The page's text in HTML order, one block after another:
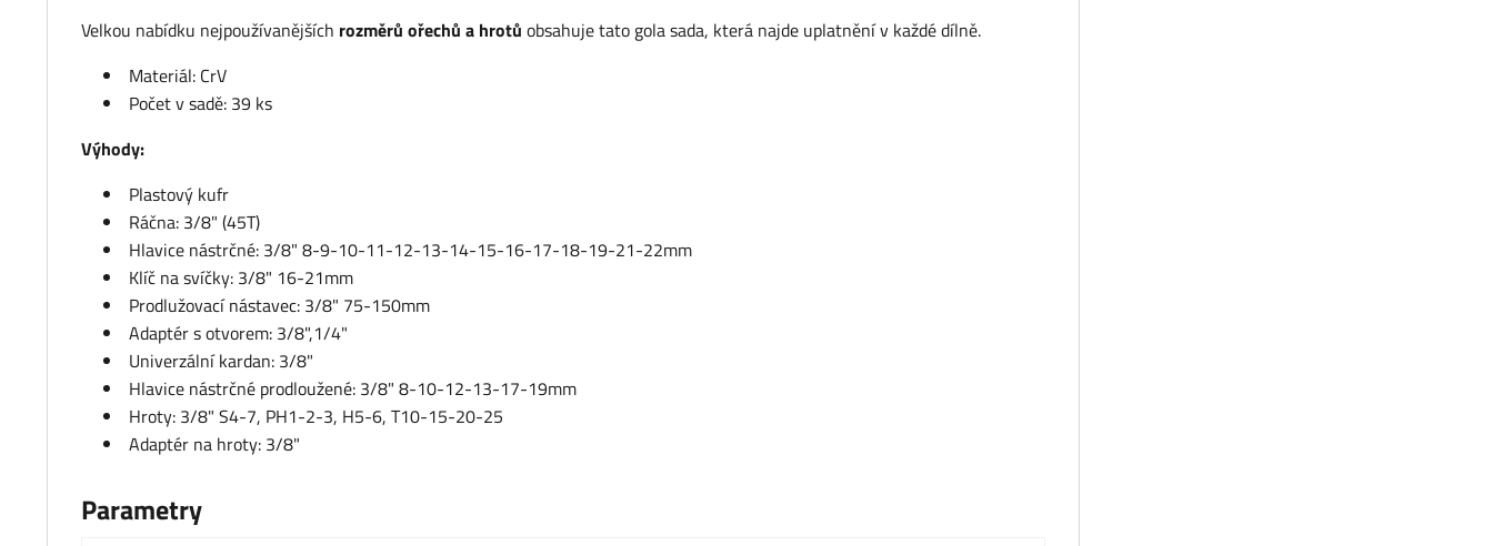
Velkou nabídku nejpoužívanějších rozměrů ořechů a hrotů obsahuje tato gola sada, která najde uplatnění v každé dílně.
Materiál: CrV
Počet v sadě: 39 ks
Výhody:
Plastový kufr
Ráčna: 3/8" (45T)
Hlavice nástrčné: 3/8" 8-9-10-11-12-13-14-15-16-17-18-19-21-22mm
Klíč na svíčky: 3/8" 16-21mm
Prodlužovací nástavec: 3/8" 75-150mm
Adaptér s otvorem: 3/8",1/4"
Univerzální kardan: 3/8"
Hlavice nástrčné prodloužené: 3/8" 8-10-12-13-17-19mm
Hroty: 3/8" S4-7, PH1-2-3, H5-6, T10-15-20-25
Adaptér na hroty: 3/8"
Parametry